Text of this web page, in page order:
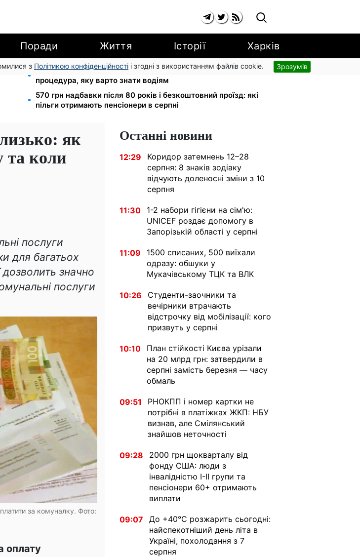
Поради Життя Історії Харків
з Політикою конфіденційності і згодні з використанням файлів cookie. Зрозумів
Права із Саудівської Аравії обміняли на українські:
процедура, яку варто знати водіям
570 грн надбавки після 80 років і безкоштовний проїзд: які
пільги отримають пенсіонери в серпні
як
та коли
послуги
для багатьох
значно
послуги
за комуналку. Фото:
оплату
Останні новини
12:29
Коридор затемнень 12–28
серпня: 8 знаків зодіаку
відчують доленосні зміни з 10
серпня
11:30
1-2 набори гігієни на сім'ю:
UNICEF роздає допомогу в
Запорізькій області у серпні
11:09
1500 списаних, 500 виїхали
одразу: обшуки у
Мукачівському ТЦК та ВЛК
10:26
Студенти-заочники та
вечірники втрачають
відстрочку від мобілізації: кого
призвуть у серпні
10:10
План стійкості Києва урізали
на 20 млрд грн: затвердили в
серпні замість березня — часу
обмаль
09:51
РНОКПП і номер картки не
потрібні в платіжках ЖКП: НБУ
визнав, але Смілянський
знайшов неточності
09:28
2000 грн щокварталу від
фонду США: люди з
інвалідністю I-II групи та
пенсіонери 60+ отримають
виплати
09:07
До +40°С розжарить сьогодні:
найспекотніший день літа в
Україні, похолодання з 7
серпня